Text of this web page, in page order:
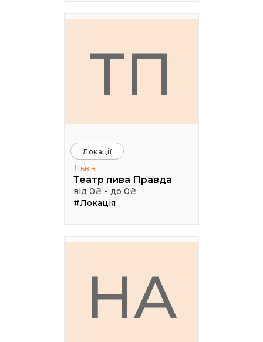
ТП
Локації
Львів
Театр пива Правда
від 0₴ - до 0₴
#Локація
HA